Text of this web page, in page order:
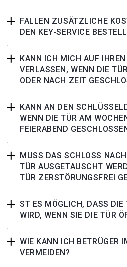
FALLEN ZUSÄTZLICHE
DEN KEY-SERVICE
KANN ICH MICH AUF
VERLASSEN, WENN DIE
ODER NACH ZEIT
KANN AN DEN
WENN DIE TÜR AM
FEIERABEND
MUSS DAS SCHLOSS
TÜR AUSGETAUSCHT
TÜR ZERSTÖRUNGSFREI
ST ES MÖGLICH, DASS DIE
WIRD, WENN SIE DIE TÜR
WIE KANN ICH BETRÜGER
VERMEIDEN?